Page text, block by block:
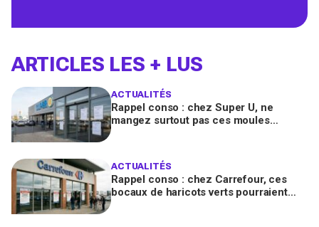
ARTICLES LES + LUS
ACTUALITÉS
Rappel conso : chez Super U, ne
mangez surtout pas ces moules
ACTUALITÉS
Rappel conso : chez Carrefour, ces
bocaux de haricots verts pourraient